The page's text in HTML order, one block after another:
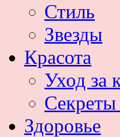
Стиль
Звезды
Красота
Уход за
Здоровье